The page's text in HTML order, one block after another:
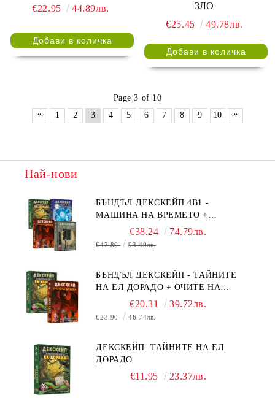
€22.95 44.89лв.
ЗЛО
€25.45
49.78лв.
Page 3 of 10
«
1 2 3 4 5 6 7 8 9 10 »
Най-нови
БЪНДЪЛ ДЕКСКЕЙП 4В1 -
МАШИНА НА ВРЕМЕТО +
БЯГСТВО ОТ АЛКАТРАЗ +
ТАЙНИТЕ НА ЕЛ ДОРАДО +
€38.24 74.79лв.
€47.80 93.49лв.
БЪНДЪЛ ДЕКСКЕЙП - ТАЙНИТЕ
НА ЕЛ ДОРАДО + ОЧИТЕ НА
ДРАКОНА€20.31 39.72лв.
€23.90 46.74лв.
ДЕКСКЕЙП: ТАЙНИТЕ НА ЕЛ
ДОРАДО
€11.95 23.37лв.